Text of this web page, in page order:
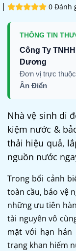
0 Đánh
THÔNG TIN
Công Ty
Dương
Đơn vị trực
Ân Điển
Nhà vệ sinh di
kiệm nước &
thải hiệu quả,
nguồn nước
Trong bối cảnh
toàn cầu, bảo vệ
những ưu tiên
tài nguyên vô
mặt với hạn
trạng khan hiếm